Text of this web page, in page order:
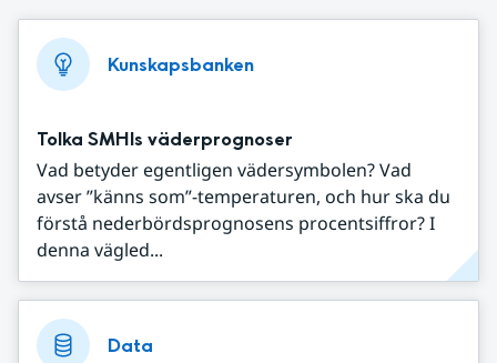
Kunskapsbanken
Tolka SMHIs väderprognoser
Vad betyder egentligen vädersymbolen? Vad
avser ”känns som”-temperaturen, och hur ska du
förstå nederbördsprognosens procentsiffror? I
denna vägled...
Data